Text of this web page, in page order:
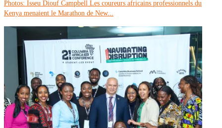
Photos: Isseu Diouf Campbell Les coureurs africains professionnels du
Kenya menaient le Marathon de New...